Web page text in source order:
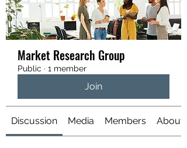
Market Research Group
Public · 1 member
Join
Discussion Media Members About